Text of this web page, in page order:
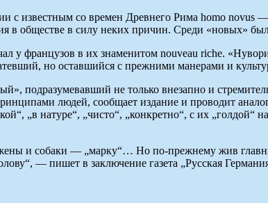
с известным со времен Древнего Рима homo novus
в обществе в силу неких причин. Среди «новых»
у французов в их знаменитом nouveau riche.
но оставшийся с прежними манерами и
подразумевавший не только внезапно и
людей, сообщает издание и проводит
„в натуре“, „чисто“, „конкретно“, с их
и собаки — „марку“… Но по-прежнему жив
— пишет в заключение газета „Русская